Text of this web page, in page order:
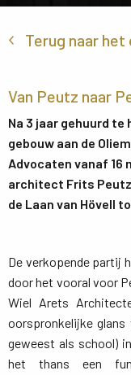
Terug naar
Van Peutz naar
Na 3 jaar gehuurd
gebouw aan de
Advocaten vanaf 16
architect Frits Peutz
de Laan van Hövell
De verkopende partij
door het vooral voor
Wiel Arets
oorspronkelijke glans
geweest als school)
het thans een